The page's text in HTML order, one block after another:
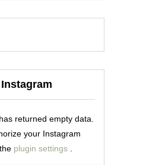
Instagram
returned empty data.
your Instagram
plugin settings